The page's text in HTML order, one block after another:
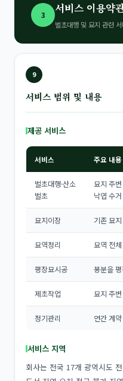
3 서비스 이용약
벌초대행 및 묘지 관련
9
서비스 범위 및 내용
제공 서비스
서비스 주요 내용
벌초대행·산소
벌초
묘지 주
낙엽 수거
묘지이장 기존 묘
묘역정리 묘역 전
평장묘시공 봉분을
제초작업 묘지 주
정기관리 연간 계
서비스 지역
회사는 전국 17개 광역시도